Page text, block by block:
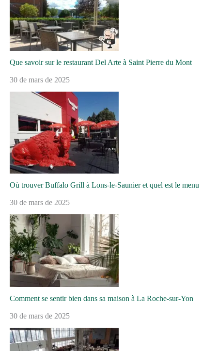
Que savoir sur le restaurant Del Arte à Saint Pierre du Mont
30 de mars de 2025
Où trouver Buffalo Grill à Lons-le-Saunier et quel est le menu
30 de mars de 2025
Comment se sentir bien dans sa maison à La Roche-sur-Yon
30 de mars de 2025